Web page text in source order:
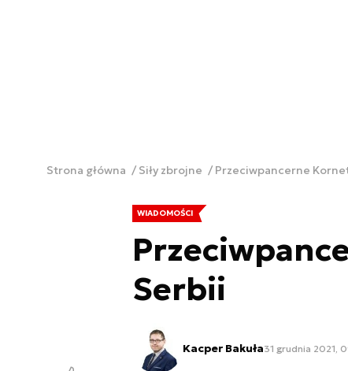
Strona główna Siły zbrojne Przeciwpancerne
WIADOMOŚCI
Serbii
Kacper Bakuła31 grudnia 2021,